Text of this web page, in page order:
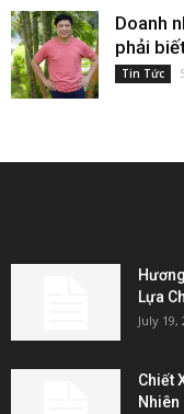
Doanh
phải
Tin Tức
Lựa
July 19,
Chiết
Nhiên